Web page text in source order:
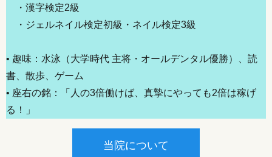
・漢字検定2級
・ジェルネイル検定初級​・ネイル検定3級
• 趣味：水泳（大学時代 主将・オールデンタル優勝）、読
書、散歩、ゲーム
• 座右の銘：「人の3倍働けば、真摯にやっても2倍は稼げ
る！」
当院について